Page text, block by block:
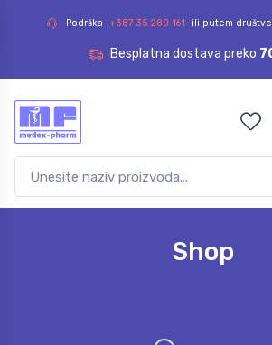
Podrška +387 35 280 161 ili putem
Besplatna dostava preko
Shop